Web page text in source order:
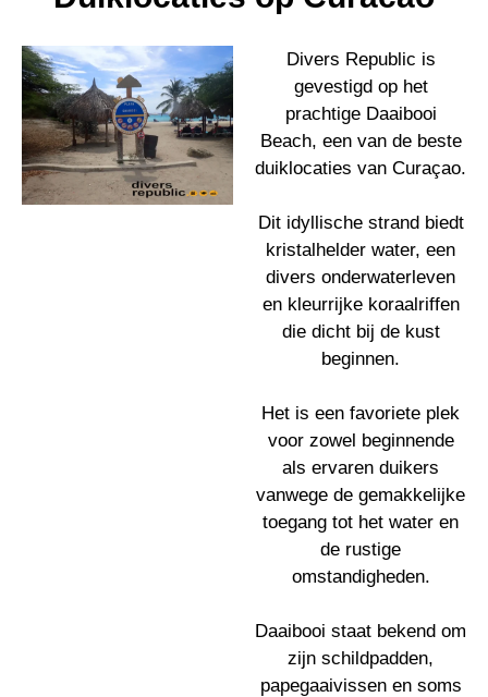
Divers Republic is
gevestigd op het
prachtige Daaibooi
Beach, een van de beste
duiklocaties van Curaçao.
Dit idyllische strand biedt
kristalhelder water, een
divers onderwaterleven
en kleurrijke koraalriffen
die dicht bij de kust
beginnen.
Het is een favoriete plek
voor zowel beginnende
als ervaren duikers
vanwege de gemakkelijke
toegang tot het water en
de rustige
omstandigheden.
Daaibooi staat bekend om
zijn schildpadden,
papegaaivissen en soms